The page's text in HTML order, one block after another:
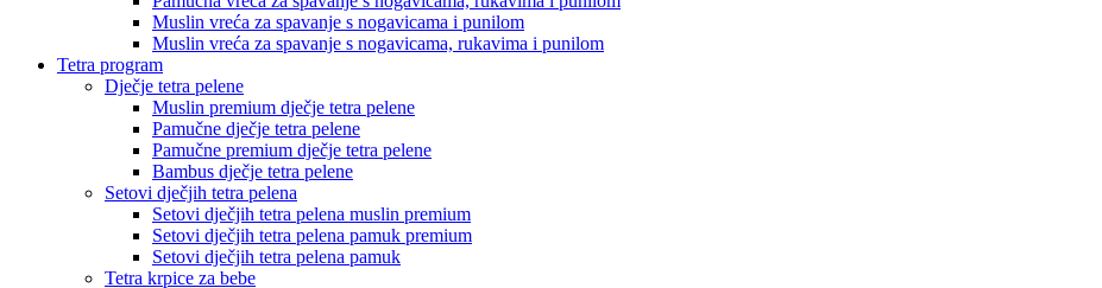
Muslin vreća za spavanje s nogavicama i punilom
Muslin vreća za spavanje s nogavicama, rukavima i punilom
Tetra program
Dječje tetra pelene
Muslin premium dječje tetra pelene
Pamučne dječje tetra pelene
Pamučne premium dječje tetra pelene
Bambus dječje tetra pelene
Setovi dječjih tetra pelena
Setovi dječjih tetra pelena muslin premium
Setovi dječjih tetra pelena pamuk premium
Setovi dječjih tetra pelena pamuk
Tetra krpice za bebe